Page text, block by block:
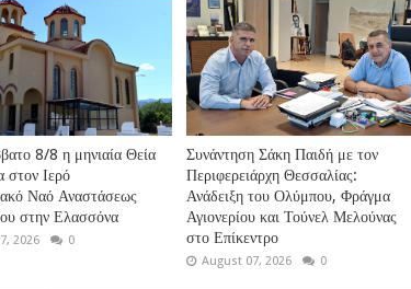
8/8 η μηνιαία Θεία
στον Ιερό
Ναό Αναστάσεως
στην Ελασσόνα
2026 0
Συνάντηση Σάκη Παιδή με τον
Περιφερειάρχη Θεσσαλίας:
Ανάδειξη του Ολύμπου, Φράγμα
Αγιονερίου και Τούνελ Μελούνας
στο Επίκεντρο
August 07, 2026 0